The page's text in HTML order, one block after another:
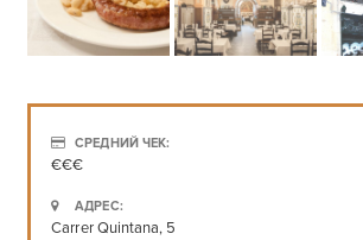
СРЕДНИЙ ЧЕК:
€€€
АДРЕС:
Carrer Quintana, 5